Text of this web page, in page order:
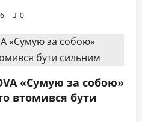
0
«Сумую за собою»
втомився бути